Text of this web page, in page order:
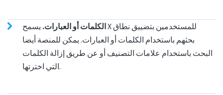
الكلمات أو العبارات. يسمح X للمستخدمين بتضييق نطاق
بحثهم باستخدام الكلمات أو العبارات. يمكن للمنصة أيضا
البحث باستخدام علامات التصنيف أو عن طريق إزالة الكلمات
التي اخترتها.